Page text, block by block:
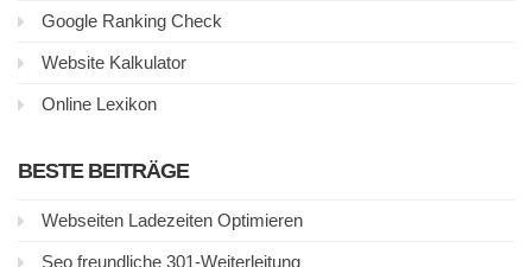
Google Ranking Check
Website Kalkulator
Online Lexikon
BESTE BEITRÄGE
Webseiten Ladezeiten Optimieren
Seo freundliche 301-Weiterleitung